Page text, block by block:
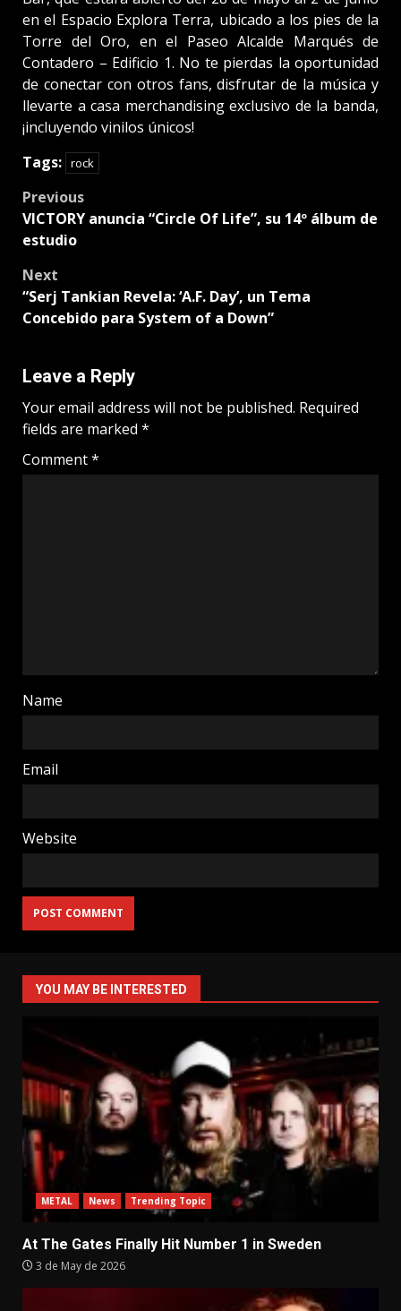
en el Espacio Explora Terra, ubicado a los pies de la
Torre del Oro, en el Paseo Alcalde Marqués de
Contadero – Edificio 1. No te pierdas la oportunidad
de conectar con otros fans, disfrutar de la música y
llevarte a casa merchandising exclusivo de la banda,
¡incluyendo vinilos únicos!
Tags: rock
Post
navigation
Previous
VICTORY anuncia “Circle Of Life”, su 14º álbum de
estudio
Next
“Serj Tankian Revela: ‘A.F. Day’, un Tema
Concebido para System of a Down”
Leave a Reply
Your email address will not be published. Required
fields are marked *
Comment*
Name
Email
Website
YOU MAY BE INTERESTED
METAL News Trending Topic
At The Gates Finally Hit Number 1 in Sweden
3 de May de 2026